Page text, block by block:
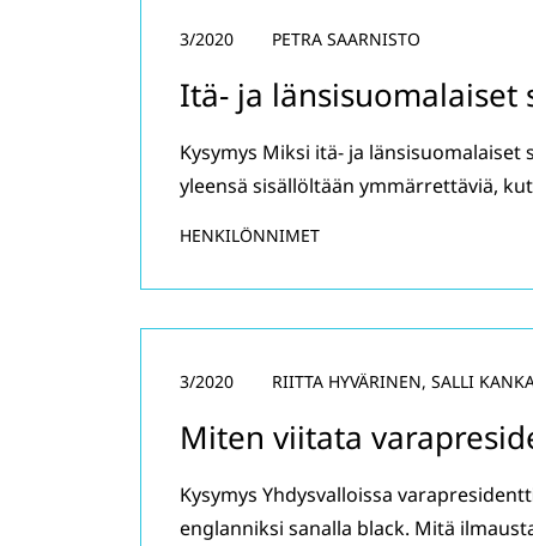
Itä- ja länsisuomalaiset
3/2020 PETRA SAARNISTO
Kysymys Miksi itä- ja
yleensä sisällöltään ymmärrettäviä,
HENKILÖNNIMET
Miten viitata
3/2020 RIITTA HYVÄRINEN, SALLI
Kysymys Yhdysvalloissa
englanniksi sanalla black. Mitä